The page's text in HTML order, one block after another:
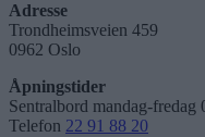
Adresse
Trondheimsveien 459
0962 Oslo
Åpningstider
Sentralbord mandag-fredag
Telefon 22 91 88 20